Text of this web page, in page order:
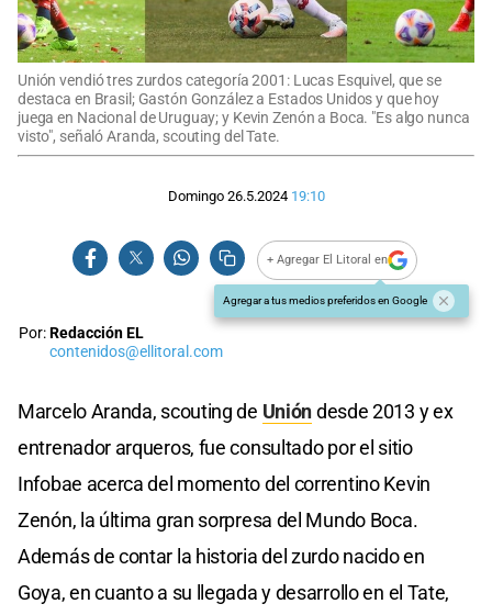
Unión vendió tres zurdos categoría 2001: Lucas Esquivel, que se
destaca en Brasil; Gastón González a Estados Unidos y que hoy
juega en Nacional de Uruguay; y Kevin Zenón a Boca. "Es algo nunca
visto", señaló Aranda, scouting del Tate.
Domingo 26.5.2024 19:10
+ Agregar El Litoral en
Agregar a tus medios preferidos en Google
Por:Redacción EL
contenidos@ellitoral.com
Marcelo Aranda, scouting de Unióndesde 2013 y ex
entrenador arqueros, fue consultado por el sitio
Infobae acerca del momento del correntino Kevin
Zenón, la última gran sorpresa del Mundo Boca.
Además de contar la historia del zurdo nacido en
Goya, en cuanto a su llegada y desarrollo en el Tate,